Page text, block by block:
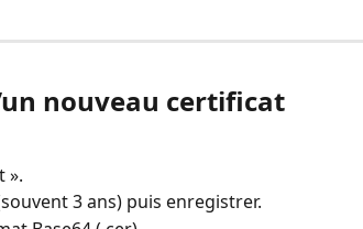
nouveau certificat
».
3 ans) puis enregistrer.